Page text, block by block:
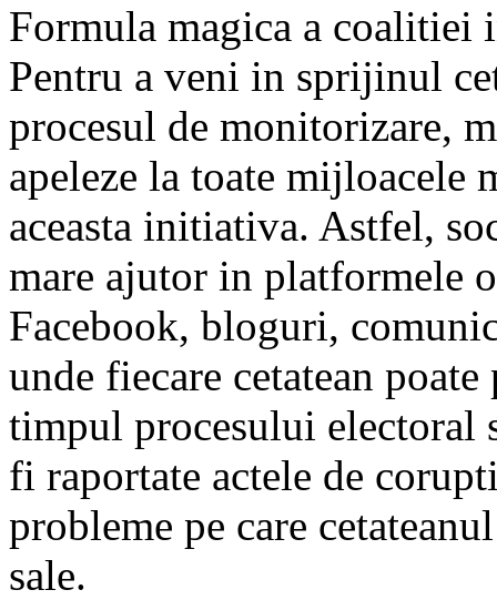
Formula magica a coalitiei
Pentru a veni in sprijinul
procesul de monitorizare,
apeleze la toate mijloacele
aceasta initiativa. Astfel,
mare ajutor in platformele
Facebook, bloguri,
unde fiecare cetatean
timpul procesului electoral
fi raportate actele de
probleme pe care
sale.